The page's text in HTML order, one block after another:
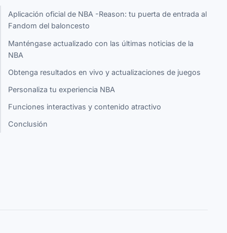
Aplicación oficial de NBA -Reason: tu puerta de entrada al
Fandom del baloncesto
Manténgase actualizado con las últimas noticias de la
NBA
Obtenga resultados en vivo y actualizaciones de juegos
Personaliza tu experiencia NBA
Funciones interactivas y contenido atractivo
Conclusión